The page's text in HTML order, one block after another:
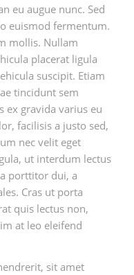
eu augue nunc. Sed
euismod fermentum.
mollis. Nullam
placerat ligula
suscipit. Etiam
tincidunt sem
ex gravida varius eu
facilisis a justo sed,
nec velit eget
ut interdum lectus
porttitor dui, a
Cras ut porta
quis lectus non,
at leo eleifend
sit amet